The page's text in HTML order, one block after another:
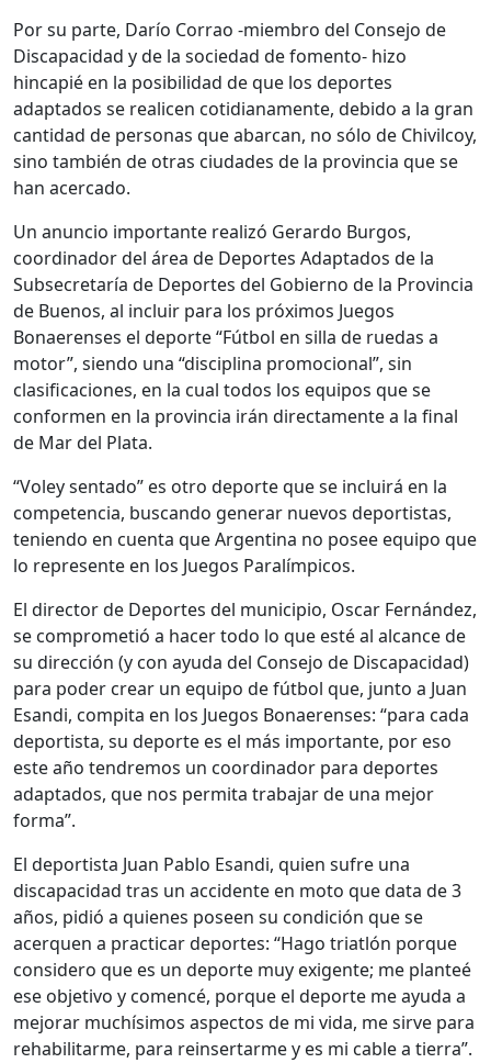
Por su parte, Darío Corrao -miembro del Consejo de
Discapacidad y de la sociedad de fomento- hizo
hincapié en la posibilidad de que los deportes
adaptados se realicen cotidianamente, debido a la gran
cantidad de personas que abarcan, no sólo de Chivilcoy,
sino también de otras ciudades de la provincia que se
han acercado.
Un anuncio importante realizó Gerardo Burgos,
coordinador del área de Deportes Adaptados de la
Subsecretaría de Deportes del Gobierno de la Provincia
de Buenos, al incluir para los próximos Juegos
Bonaerenses el deporte “Fútbol en silla de ruedas a
motor”, siendo una “disciplina promocional”, sin
clasificaciones, en la cual todos los equipos que se
conformen en la provincia irán directamente a la final
de Mar del Plata.
“Voley sentado” es otro deporte que se incluirá en la
competencia, buscando generar nuevos deportistas,
teniendo en cuenta que Argentina no posee equipo que
lo represente en los Juegos Paralímpicos.
El director de Deportes del municipio, Oscar Fernández,
se comprometió a hacer todo lo que esté al alcance de
su dirección (y con ayuda del Consejo de Discapacidad)
para poder crear un equipo de fútbol que, junto a Juan
Esandi, compita en los Juegos Bonaerenses: “para cada
deportista, su deporte es el más importante, por eso
este año tendremos un coordinador para deportes
adaptados, que nos permita trabajar de una mejor
forma”.
El deportista Juan Pablo Esandi, quien sufre una
discapacidad tras un accidente en moto que data de 3
años, pidió a quienes poseen su condición que se
acerquen a practicar deportes: “Hago triatlón porque
considero que es un deporte muy exigente; me planteé
ese objetivo y comencé, porque el deporte me ayuda a
mejorar muchísimos aspectos de mi vida, me sirve para
rehabilitarme, para reinsertarme y es mi cable a tierra”.